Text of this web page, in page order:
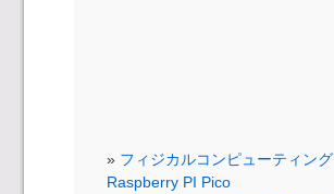
フィジカルコンピューティング
Raspberry PI Pico